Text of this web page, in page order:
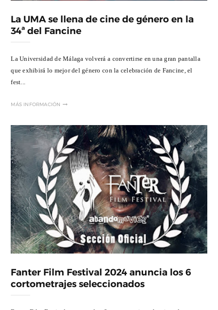
La UMA se llena de cine de género en la
34ª del Fancine
La Universidad de Málaga volverá a convertirse en una gran pantalla
que exhibirá lo mejor del género con la celebración de Fancine, el
fest...
MÁS INFORMACIÓN
Fanter Film Festival 2024 anuncia los 6
cortometrajes seleccionados